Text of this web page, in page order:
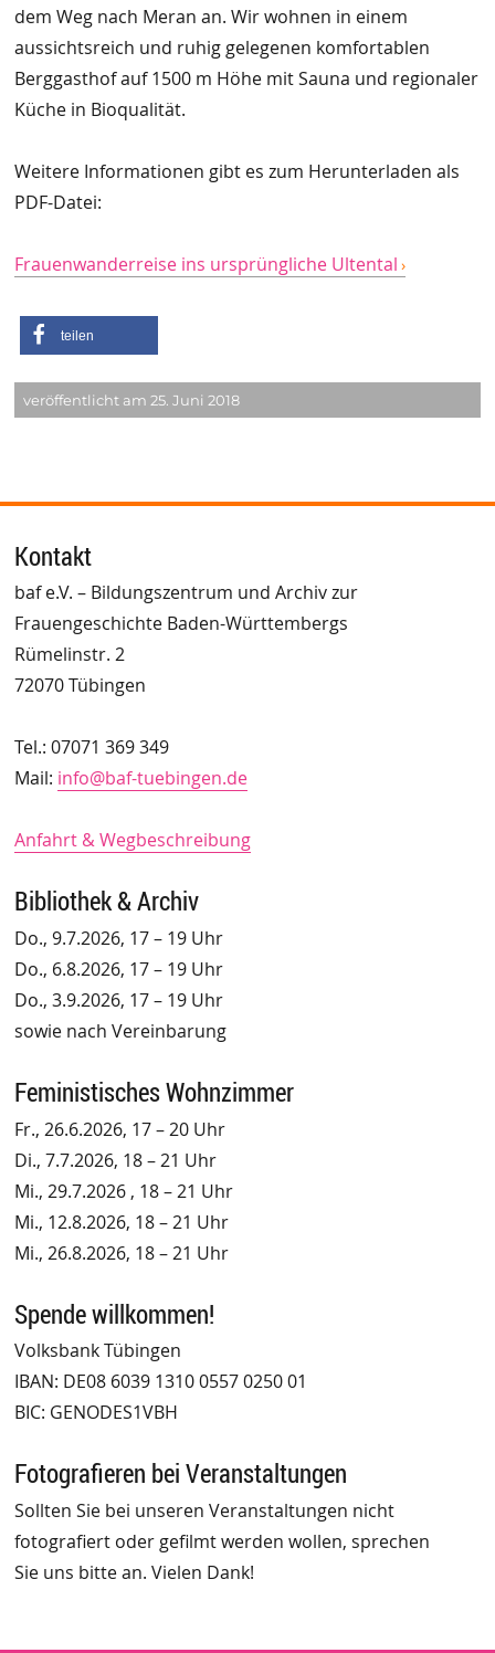
dem Weg nach Meran an. Wir wohnen in einem
aussichtsreich und ruhig gelegenen komfortablen
Berggasthof auf 1500 m Höhe mit Sauna und regionaler
Küche in Bioqualität.
Weitere Informationen gibt es zum Herunterladen als
PDF-Datei:
Frauenwanderreise ins ursprüngliche Ultental
teilen
veröffentlicht am 25. Juni 2018
Kontakt
baf e.V. – Bildungszentrum und Archiv zur
Frauengeschichte Baden-Württembergs
Rümelinstr. 2
72070 Tübingen
Tel.: 07071 369 349
Mail: info@baf-tuebingen.de
Anfahrt & Wegbeschreibung
Bibliothek & Archiv
Do., 9.7.2026, 17 – 19 Uhr
Do., 6.8.2026, 17 – 19 Uhr
Do., 3.9.2026, 17 – 19 Uhr
sowie nach Vereinbarung
Feministisches Wohnzimmer
Fr., 26.6.2026, 17 – 20 Uhr
Di., 7.7.2026, 18 – 21 Uhr
Mi., 29.7.2026 , 18 – 21 Uhr
Mi., 12.8.2026, 18 – 21 Uhr
Mi., 26.8.2026, 18 – 21 Uhr
Spende willkommen!
Volksbank Tübingen
IBAN: DE08 6039 1310 0557 0250 01
BIC: GENODES1VBH
Fotografieren bei Veranstaltungen
Sollten Sie bei unseren Veranstaltungen nicht
fotografiert oder gefilmt werden wollen, sprechen
Sie uns bitte an. Vielen Dank!